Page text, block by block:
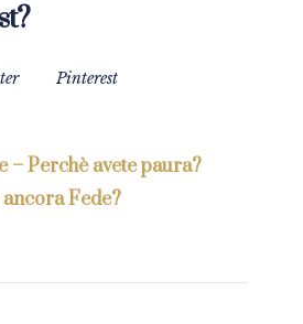
Pinterest
– Perchè avete paura?
Fede?